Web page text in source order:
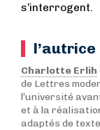
s’interrogent.
l’autrice
Charlotte Erlih
de Lettres
l’université
et à la
adaptés de